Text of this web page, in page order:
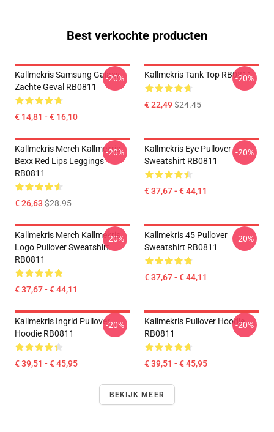
Best verkochte producten
Kallmekris Samsung Galaxy
Zachte Geval RB0811
€ 14,81 - € 16,10
-20% Kallmekris Tank Top RB0811
€ 22,49$24.45
-20%
Kallmekris Merch Kallmekris
Bexx Red Lips Leggings
RB0811
€ 26,63 $28.95
-20%
Kallmekris Eye Pullover
Sweatshirt RB0811
€ 37,67 - € 44,11
-20%
Kallmekris Merch Kallmekris
Logo Pullover Sweatshirt
RB0811
€ 37,67 - € 44,11
-20%
Kallmekris 45 Pullover
Sweatshirt RB0811
€ 37,67 - € 44,11
-20%
Kallmekris Ingrid Pullover
Hoodie RB0811
€ 39,51 - € 45,95
-20%
Kallmekris Pullover Hoodie
RB0811
€ 39,51 - € 45,95
-20%
BEKIJK MEER